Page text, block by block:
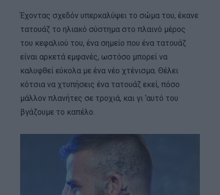
Έχοντας σχεδόν υπερκαλύψει το σώμα του, έκανε
τατουάζ το ηλιακό σύστημα στο πλαινό μέρος
του κεφαλιού του, ένα σημείο που ένα τατουάζ
είναι αρκετά εμφανές, ωστόσο μπορεί να
καλυφθεί εύκολα με ένα νέο χτένισμα. Θέλει
κότσια να χτυπήσεις ένα τατουάζ εκεί, πόσο
μάλλον πλανήτες σε τροχιά, και γι ‘αυτό του
βγάζουμε το καπέλο.